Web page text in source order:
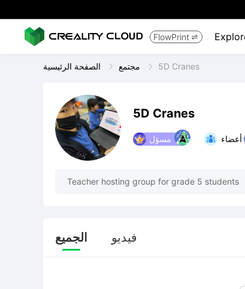
FlowPrint 
5D Cranes
5D Cranes
مسؤل أعضاء
Teacher hosting group for grade 5 students
الجميع فيديو